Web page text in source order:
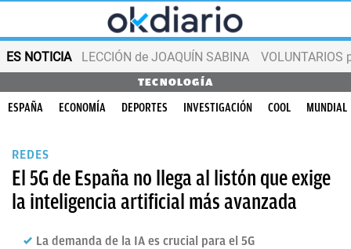
ES NOTICIA LECCIÓN de JOAQUÍN SABINA VOLUNTARIOS
TECNOLOGÍA
ESPAÑA ECONOMÍA DEPORTES INVESTIGACIÓN COOL MUNDIAL
REDES
El 5G de España no llega al listón que exige
la inteligencia artificial más avanzada
La demanda de la IA es crucial para el 5G